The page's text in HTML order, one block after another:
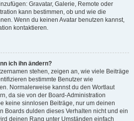
Gravatar, Galerie, Remote oder
kann bestimmen, ob und wie die
Wenn du keinen Avatar benutzen kannst,
kontaktieren.
ich ihn ändern?
stehen, zeigen an, wie viele Beiträge
bestimmte Benutzer wie
Normalerweise kannst du den Wortlaut
da sie von der Board-Administration
keine sinnlosen Beiträge, nur um deinen
Boards dulden dieses Verhalten nicht und ein
deinen Rang unter Umständen einfach